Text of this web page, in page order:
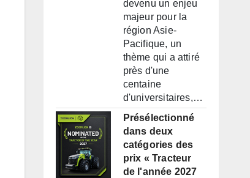
devenu un enjeu
majeur pour la
région Asie-
Pacifique, un
thème qui a attiré
près d'une
centaine
d'universitaires,…
Présélectionné
dans deux
catégories des
prix « Tracteur
de l'année 2027